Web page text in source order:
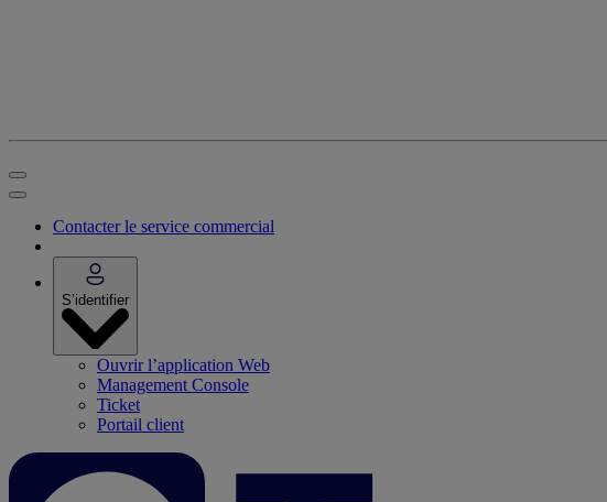
Contacter le service commercial
S’identifier
Ouvrir l’application Web
Management Console
Ticket
Portail client